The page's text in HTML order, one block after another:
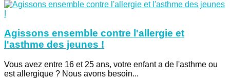
Agissons ensemble contre l'allergie et
l'asthme des jeunes !
Vous avez entre 16 et 25 ans, votre enfant a de l'asthme ou
est allergique ? Nous avons besoin...